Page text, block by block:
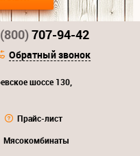
шоссе 130,
Прайс-лист
Мясокомбинаты
707-94-42
Обратный звонок